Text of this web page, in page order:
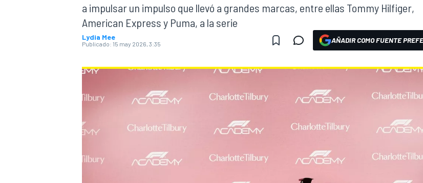
MOTOGP
a impulsar un impulso que llevó a grandes marcas, entre ellas Tommy Hilfiger,
American Express y Puma, a la serie
Lydia Mee
Publicado: 15 may 2026, 3:35 AÑADIR COMO FUENTE